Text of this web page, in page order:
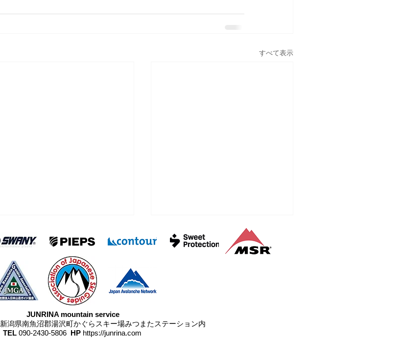
すべて表示
雨が降らなかった四阿山
JUNRINA mountain service
新潟県南魚沼郡湯沢町かぐらスキー場みつまたステーション内
TEL 090-2430-5806 HP https://junrina.com